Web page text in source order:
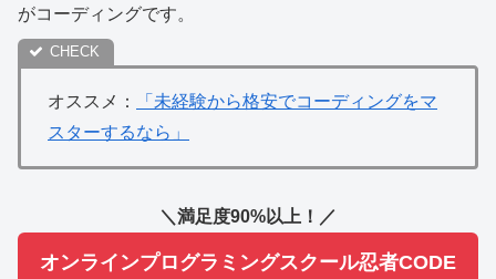
がコーディングです。
オススメ：
「未経験から格安でコーディングをマ
スターするなら」
＼満足度90%以上！／
オンラインプログラミングスクール忍者CODE